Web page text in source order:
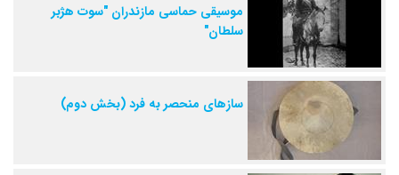
موسيقی حماسی مازندران "سوت هژبر
سلطان"
سازهای منحصر به فرد (بخش دوم)